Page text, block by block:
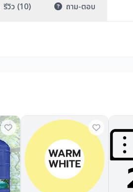
รีวิว (10) ถาม-ตอบ